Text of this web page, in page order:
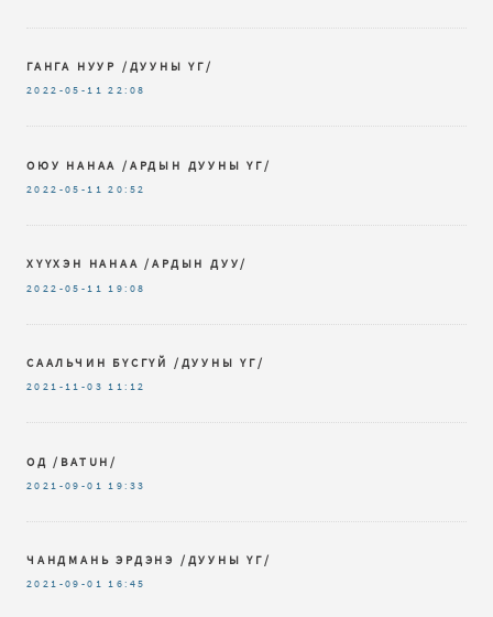
ГАНГА НУУР /ДУУНЫ ҮГ/
2022-05-11 22:08
ОЮУ НАНАА /АРДЫН ДУУНЫ ҮГ/
2022-05-11 20:52
ХҮҮХЭН НАНАА /АРДЫН ДУУ/
2022-05-11 19:08
СААЛЬЧИН БҮСГҮЙ /ДУУНЫ ҮГ/
2021-11-03 11:12
ОД /BATUH/
2021-09-01 19:33
ЧАНДМАНЬ ЭРДЭНЭ /ДУУНЫ ҮГ/
2021-09-01 16:45